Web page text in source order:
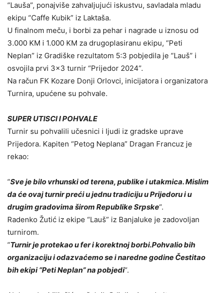
“Lauša”, ponajviše zahvaljujući iskustvu, savladala mladu
ekipu “Caffe Kubik” iz Laktaša.
U finalnom meču, i borbi za pehar i nagrade u iznosu od
3.000 KM i 1.000 KM za drugoplasiranu ekipu, “Peti
Neplan” iz Gradiške rezultatom 5:3 pobjedila je “Lauš” i
osvojila prvi 3×3 turnir “Prijedor 2024”.
Na račun FK Kozare Donji Orlovci, inicijatora i organizatora
Turnira, upućene su pohvale.
SUPER UTISCI I POHVALE
Turnir su pohvalili učesnici i ljudi iz gradske uprave
Prijedora. Kapiten “Petog Neplana” Dragan Francuz je
rekao:
“Sve je bilo vrhunski od terena, publike i utakmica. Mislim
da će ovaj turnir preći u jednu tradiciju u Prijedoru i u
drugim gradovima širom Republike Srpske“.
Radenko Žutić iz ekipe “Lauš” iz Banjaluke je zadovoljan
turnirom.
“Turnir je protekao u fer i korektnoj borbi.Pohvalio bih
organizaciju i odazvaćemo se i naredne godine Čestitao
bih ekipi “Peti Neplan” na pobjedi“.